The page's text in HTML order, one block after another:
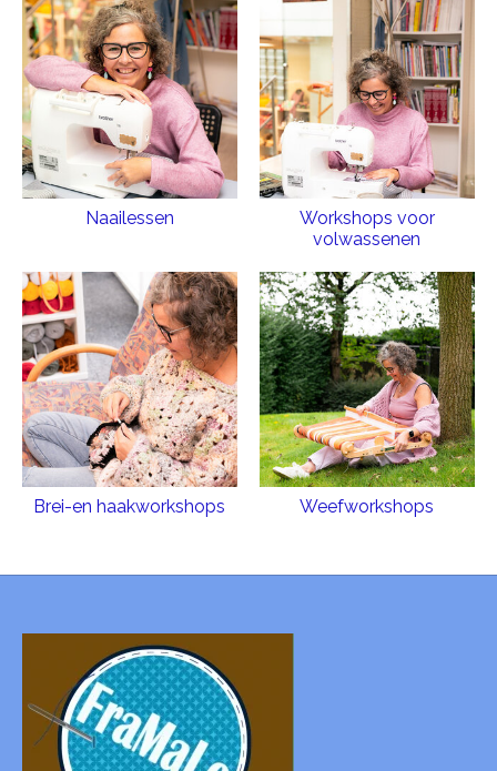
Naailessen
Workshops voor
volwassenen
Brei-en haakworkshops Weefworkshops